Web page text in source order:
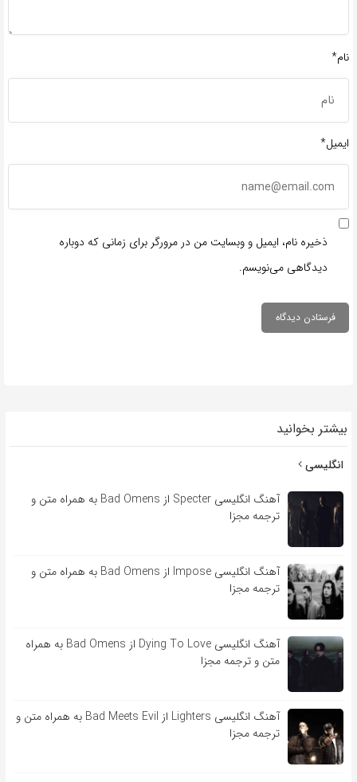
نام*
ایمیل*
ذخیره نام، ایمیل و وبسایت من در مرورگر برای زمانی که دوباره
دیدگاهی می‌نویسم.
بیشتر بخوانید
انگلیسی
آهنگ انگلیسی Specter از Bad Omens به همراه متن و
ترجمه مجزا
آهنگ انگلیسی Impose از Bad Omens به همراه متن و
ترجمه مجزا
آهنگ انگلیسی Dying To Love از Bad Omens به همراه
متن و ترجمه مجزا
آهنگ انگلیسی Lighters از Bad Meets Evil به همراه متن و
ترجمه مجزا